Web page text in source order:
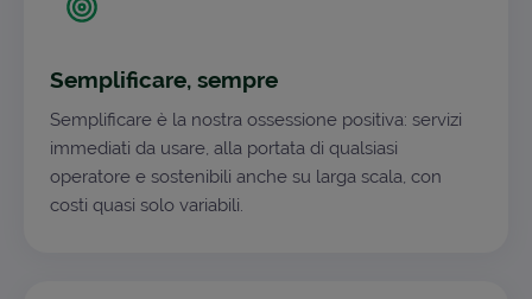
Semplificare, sempre
Semplificare è la nostra ossessione positiva: servizi
immediati da usare, alla portata di qualsiasi
operatore e sostenibili anche su larga scala, con
costi quasi solo variabili.